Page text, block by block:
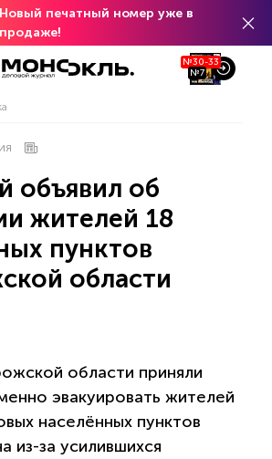
Новый печатный номер уже в
продаже!
№30-33
№7
объявил об
жителей 18
пунктов
области
области приняли
эвакуировать жителей
населённых пунктов
из-за усилившихся